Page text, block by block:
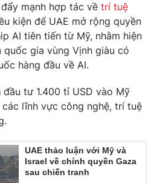
Podcast
Infographic
VTV Thể thao
mạnh hợp tác về trí tuệ
kiện để UAE mở rộng quyền
AI tiên tiến từ Mỹ, nhằm hiện
gia vùng Vịnh giàu có
hàng đầu về AI.
tư 1.400 tỉ USD vào Mỹ
lĩnh vực công nghệ, trí tuệ
UAE thảo luận với Mỹ và
Israel về chính quyền Gaza
sau chiến tranh